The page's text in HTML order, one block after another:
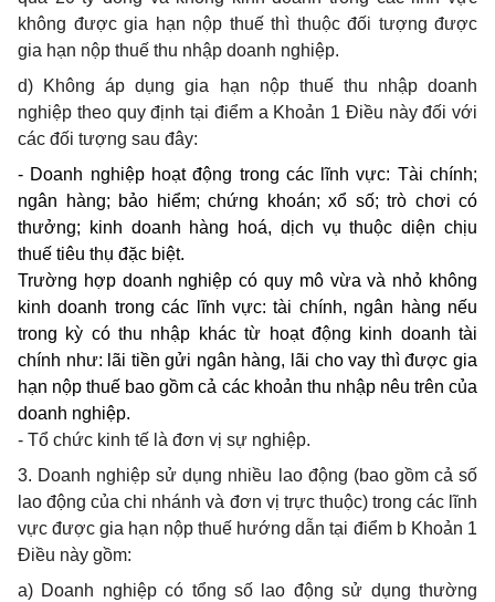
không được gia hạn nộp thuế thì thuộc đối tượng được
gia hạn nộp thuế thu nhập doanh nghiệp.
d) Không áp dụng gia hạn nộp thuế thu nhập doanh
nghiệp theo quy định tại điểm a Khoản 1 Điều này đối với
các đối tượng sau đây:
- Doanh nghiệp hoạt động trong các lĩnh vực: Tài chính;
ngân hàng; bảo hiểm; chứng khoán; xổ số; trò chơi có
thưởng; kinh doanh hàng hoá, dịch vụ thuộc diện chịu
thuế tiêu thụ đặc biệt.
Trường hợp doanh nghiệp có quy mô vừa và nhỏ không
kinh doanh trong các lĩnh vực: tài chính, ngân hàng nếu
trong kỳ có thu nhập khác từ hoạt động kinh doanh tài
chính như: lãi tiền gửi ngân hàng, lãi cho vay thì được gia
hạn nộp thuế bao gồm cả các khoản thu nhập nêu trên của
doanh nghiệp.
- Tổ chức kinh tế là đơn vị sự nghiệp.
3. Doanh nghiệp sử dụng nhiều lao động (bao gồm cả số
lao động của chi nhánh và đơn vị trực thuộc) trong các lĩnh
vực được gia hạn nộp thuế hướng dẫn tại điểm b Khoản 1
Điều này gồm:
a) Doanh nghiệpcó tổngsố lao động sử dụng thường